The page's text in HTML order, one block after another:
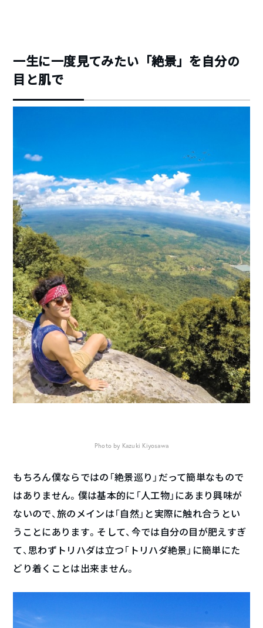
一生に一度見てみたい「絶景」を自分の
目と肌で
Photo by Kazuki Kiyosawa
もちろん僕ならではの「絶景巡り」だって簡単なもので
はありません。僕は基本的に「人工物」にあまり興味が
ないので、旅のメインは「自然」と実際に触れ合うとい
うことにあります。そして、今では自分の目が肥えすぎ
て、思わずトリハダは立つ「トリハダ絶景」に簡単にた
どり着くことは出来ません。